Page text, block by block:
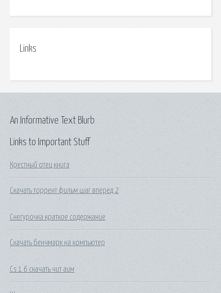
Links
Links to Important Stuff
Крестный отец книга
Скачать торрент фильм шаг вперед 2
Снегурочка краткое содержание
Скачать бенчмарк на компьютер
Cs 1 6 скачать чит аим
An Informative Text Blurb